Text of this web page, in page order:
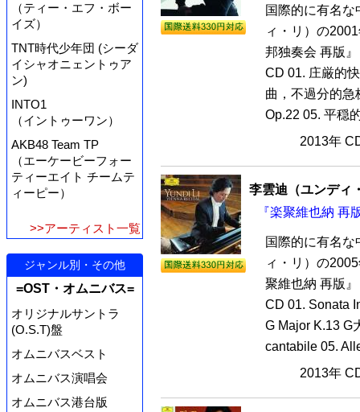
（ティー・エフ・ボー
イズ）
TNT時代少年団 (シーダ
イシャオニェントゥア
ン)
INTO1
（イントゥーワン）
AKB48 Team TP
（エーケービーフォー
ティーエイト チームテ
ィーピー）
>>アーティスト一覧
ジャンル別・その他
=OST・オムニバス=
オリジナルサントラ
(O.S.T)盤
オムニバスベスト
オムニバス演唱会
オムニバス港台版
国際的に有名
ィ・リ）の
邦独奏会 再版
CD 01. 庄厳的
曲，不過分的急
Op.22 05. 平穏
2013年
李雲迪（ユンディ
『楽聚維也納 再
国際的に有名
ィ・リ）の
聚維也納 再版
CD 01. Sonata
G Major K.13 G
cantabile 05.
2013年